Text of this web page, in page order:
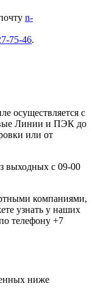
n-
75-46.
осуществляется с
Линии и ПЭК до
или от
выходных с 09-00
компаниями,
узнать у наших
телефону +7
ниже